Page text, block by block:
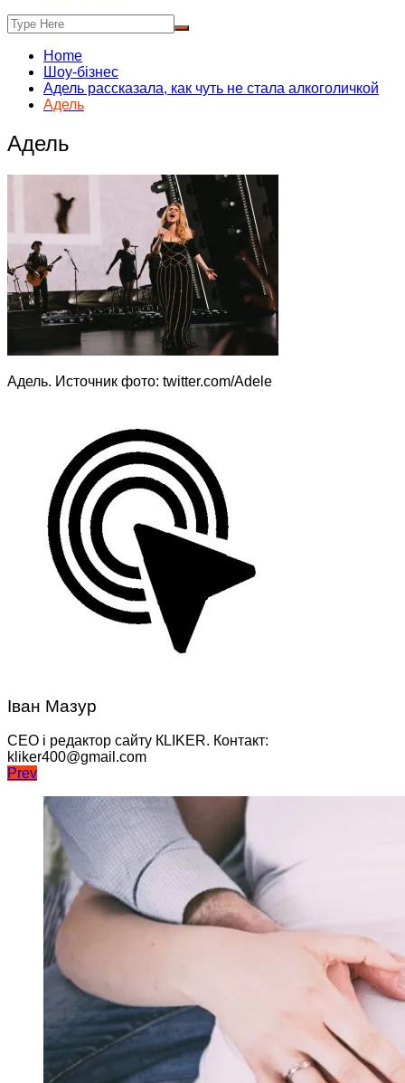
Home
Шоу-бізнес
Адель рассказала, как чуть не стала алкоголичкой
Адель
Адель
Адель. Источник фото: twitter.com/Adele
Іван Мазур
CEO і редактор сайту КLIKER. Контакт:
kliker400@gmail.com
Навігація
записів
Prev